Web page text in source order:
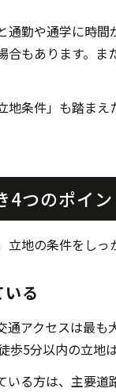
通勤や通学に時
合もあります。
地条件」も踏ま
4つのポイ
立地の条件をし
る
通アクセスは最
歩5分以内の立地
いる方は、主要